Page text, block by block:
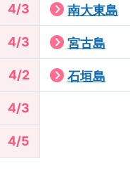
4/3
4/3
4/2
4/3
4/5
南大東島
宮古島
石垣島